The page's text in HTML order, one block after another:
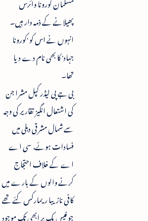
پھیلانے کے ذمہ دار ہیں۔
انہوں نے اس کو 'کورونا
جہاد' کا بھی نام دے دیا
تھا۔
بی جے پی لیڈر کپل مشرا جن
کی اشتعال انگیز تقاریر کی وجہ
سے شمال مشرقی دہلی میں
فسادات ہوئے، سی اے
اے کے خلاف احتجاج
کرنے والوں کے بارے میں
کافی نازیبا ریمارکس کئے تھے
جو فیس بک پر ابھی تک موجود